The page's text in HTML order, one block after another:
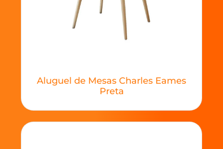
Aluguel de Mesas Charles Eames
Preta